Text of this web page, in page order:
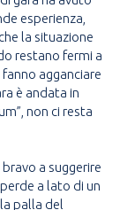
esperienza,
la situazione
restano fermi a
agganciare
è andata in
non ci resta
a suggerire
a lato di un
palla del